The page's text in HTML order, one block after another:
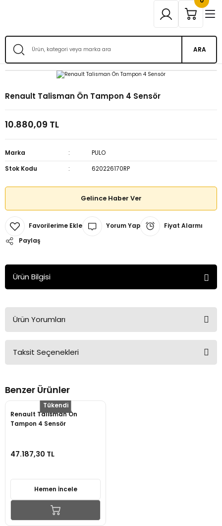
ARA
Renault Talisman Ön Tampon 4 Sensör
10.880,09 TL
Marka
PULO
Stok Kodu
620226170RP
Gelince Haber Ver
Yorum Yap
Fiyat Alarmı
Paylaş
Ürün Bilgisi
Ürün Yorumları
Bu ürüne ilk yorumu siz yapın!
Taksit Seçenekleri
Benzer Ürünler
Tükendi
Renault Talisman Ön
Tampon 4 Sensör
47.187,30 TL
Hemen İncele